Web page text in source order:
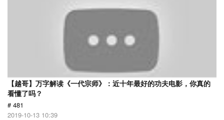
【越哥】万字解读《一代宗师》：近十年最好的功夫电影，你真的
看懂了吗？
# 481
2019-10-13 10:39